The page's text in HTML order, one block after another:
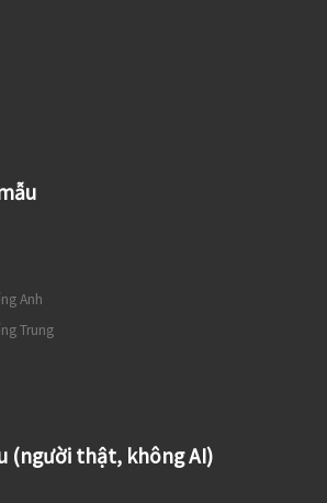
Anh
Trung
(người thật, không AI)